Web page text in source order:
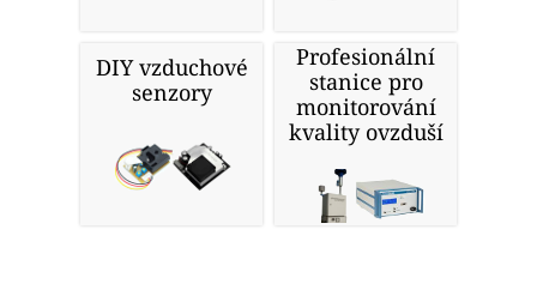
DIY vzduchové
senzory
Profesionální
stanice pro
monitorování
kvality ovzduší